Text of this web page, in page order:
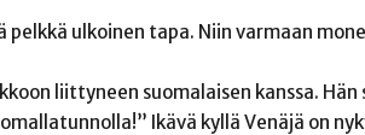
pelkkä ulkoinen tapa. Niin varmaan
liittyneen suomalaisen kanssa.
Ikävä kyllä Venäjä on